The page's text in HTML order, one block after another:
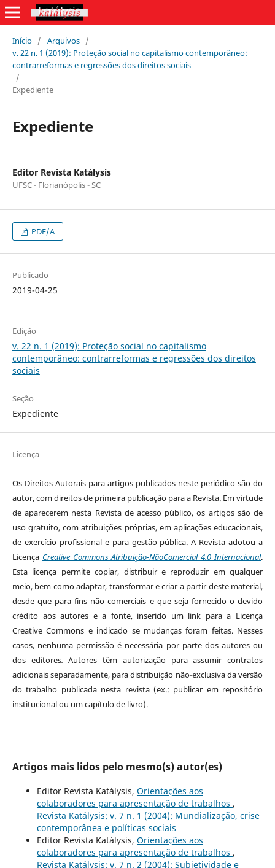
Início / Arquivos /
v. 22 n. 1 (2019): Proteção social no capitalismo contemporâneo:
contrarreformas e regressões dos direitos sociais
/
Expediente
Expediente
Editor Revista Katálysis
UFSC - Florianópolis - SC
PDF/A
Publicado
2019-04-25
Edição
v. 22 n. 1 (2019): Proteção social no capitalismo
contemporâneo: contrarreformas e regressões dos direitos
sociais
Seção
Expediente
Licença
Os Direitos Autorais para artigos publicados neste periódico são do
autor, com direitos de primeira publicação para a Revista. Em virtude
de aparecerem nesta Revista de acesso público, os artigos são de
uso gratuito, com atribuições próprias, em aplicações educacionais,
de exercício profissional e para gestão pública. A Revista adotou a
Licença Creative Commons Atribuição-NãoComercial 4.0 Internacional.
Esta licença permite copiar, distribuir e reproduzir em qualquer
meio, bem como adaptar, transformar e criar a partir deste material,
desde que para fins não comerciais e que seja fornecido o devido
crédito aos autores e a fonte, inserido um link para a Licença
Creative Commons e indicado se mudanças foram feitas. Nesses
casos, nenhuma permissão é necessária por parte dos autores ou
dos editores.Autores têm autorização para assumir contratos
adicionais separadamente, para distribuição não-exclusiva da versão
do trabalho publicada nesta revista (ex.: publicar em repositório
institucional ou um capítulo de livro).
Artigos mais lidos pelo mesmo(s) autor(es)
Editor Revista Katálysis, Orientações aos
colaboradores para apresentação de trabalhos ,
Revista Katálysis: v. 7 n. 1 (2004): Mundialização, crise
contemporânea e políticas sociais
Editor Revista Katálysis, Orientações aos
colaboradores para apresentação de trabalhos ,
Revista Katálysis: v. 7 n. 2 (2004): Subjetividade e